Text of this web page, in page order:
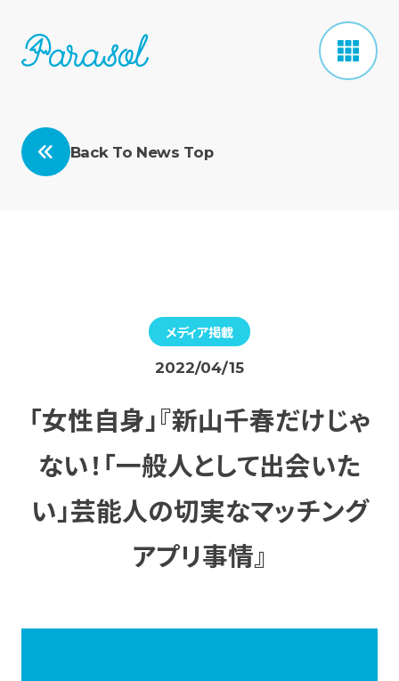
Back To News Top
メディア掲載
2022/04/15
「女性自身」『新山千春だけじゃ
ない！「一般人として出会いた
い」芸能人の切実なマッチング
アプリ事情』